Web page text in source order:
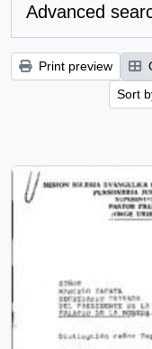
Advanced
Print preview
Sort